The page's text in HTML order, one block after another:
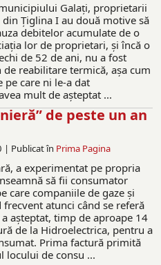
Galați, proprietarii
Țiglina I au două motive să
debitelor acumulate de o
lor de proprietari, și încă o
de 52 de ani, nu a fost
reabilitare termică, așa cum
pe care ni le-a dat
mult de așteptat ...
de peste un an
| Publicat în Prima Pagina
a experimentat pe propria
să fii consumator
care companiile de gaze și
atunci când se referă
așteptat, timp de aproape 14
de la Hidroelectrica, pentru a
Prima factură primită
locului de consu ...